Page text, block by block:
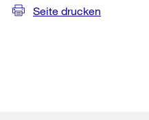
Seite drucken